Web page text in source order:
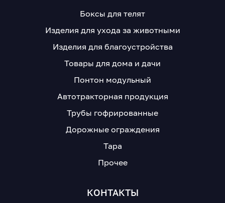
Боксы для телят
Изделия для ухода за животными
Изделия для благоустройства
Товары для дома и дачи
Понтон модульный
Автотракторная продукция
Трубы гофрированные
Дорожные ограждения
Тара
Прочее
КОНТАКТЫ